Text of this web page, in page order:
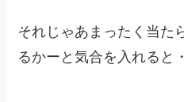
それじゃあまったく当た
るかーと気合を入れると